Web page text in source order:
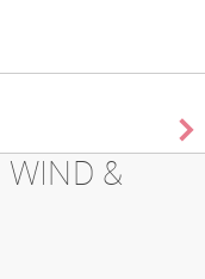
WIND &